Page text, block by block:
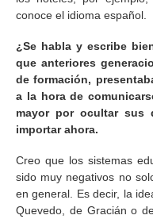
conoce el idioma español.
¿Se habla y escribe
que anteriores
de formación,
a la hora de
mayor por ocultar sus
importar ahora.
Creo que los sistemas
sido muy negativos no
en general. Es decir, la
Quevedo, de Gracián o